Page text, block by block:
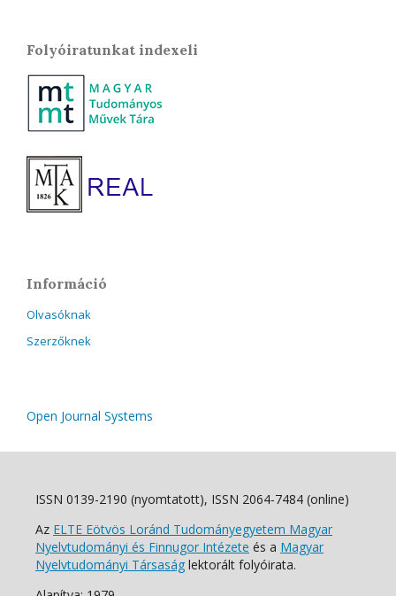
Folyóiratunkat indexeli
Információ
Olvasóknak
Szerzőknek
Open Journal Systems
ISSN 0139-2190 (nyomtatott), ISSN 2064-7484 (online)
Az ELTE Eötvös Loránd Tudományegyetem Magyar
Nyelvtudományi és Finnugor Intézete és a Magyar
Nyelvtudományi Társaság lektorált folyóirata.